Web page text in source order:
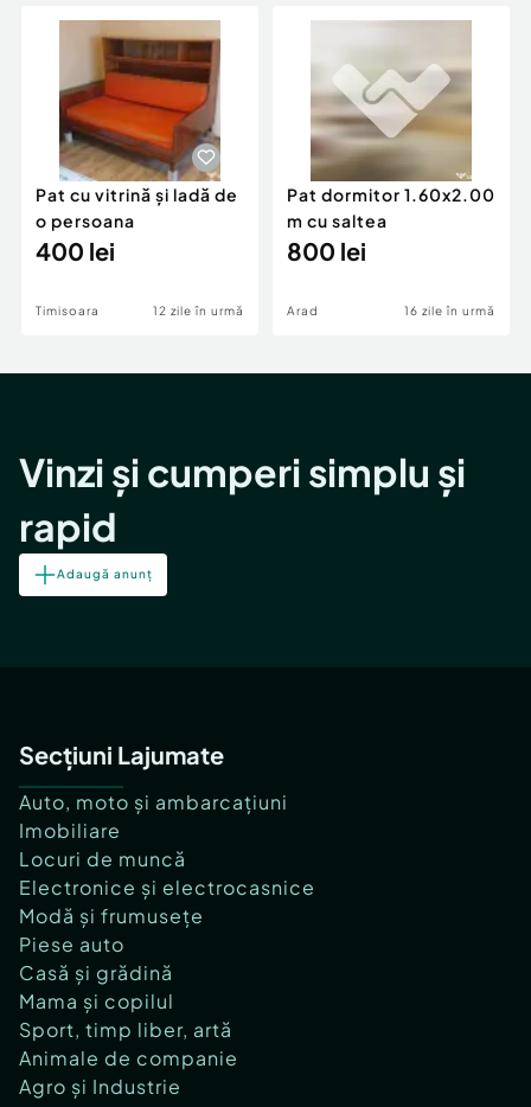
Servicii
Animale de companie
Afaceri și echipamente profesionale
Inchiriere Bunuri si Vehicule
Utilaje agricole si industriale
Piese auto si accesorii
Dacia Duster
Pat cu vitrină și ladă de
o persoana
400 lei
Timisoara 12 zile în urmă
Pat dormitor 1.60x2.00
m cu saltea
800 lei
Arad 16 zile în urmă
Vinzi și cumperi simplu și
rapid
Adaugă anunț
Secțiuni Lajumate
Auto, moto și ambarcațiuni
Imobiliare
Locuri de muncă
Electronice și electrocasnice
Modă și frumusețe
Piese auto
Casă și grădină
Mama și copilul
Sport, timp liber, artă
Animale de companie
Agro și Industrie